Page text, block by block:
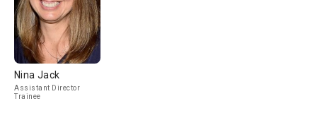
Nina Jack
Assistant Director
Trainee